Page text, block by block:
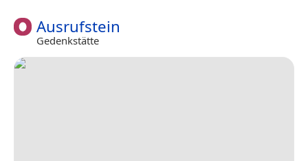
Ausrufstein
Gedenkstätte